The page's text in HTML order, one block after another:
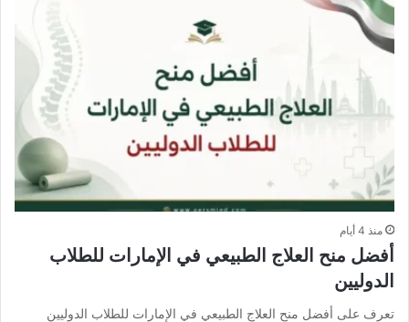
منذ 4 أيام
أفضل منح العلاج الطبيعي في الإمارات للطلاب
الدوليين
تعرف على أفضل منح العلاج الطبيعي في الإمارات للطلاب الدوليين